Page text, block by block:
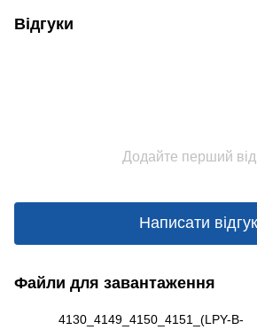
Відгуки
Додайте перший
Написати відгук
Файли для завантаження
4130_4149_4150_4151_(LPY-B-